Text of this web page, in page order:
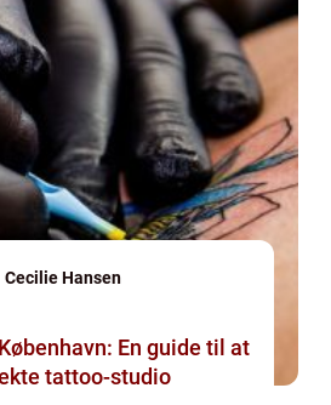
Cecilie Hansen
En guide til at
tattoo-studio